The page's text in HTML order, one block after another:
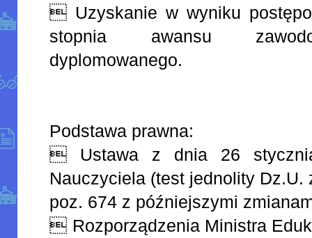
 Uzyskanie w wyniku
stopnia awansu
dyplomowanego.
Podstawa prawna:
 Ustawa z dnia 26
Nauczyciela (test jednolity Dz.U.
poz. 674 z późniejszymi
 Rozporządzenia Ministra